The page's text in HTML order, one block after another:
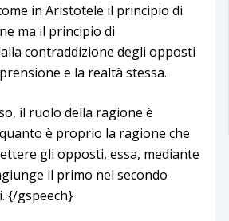
in Aristotele il principio di
ma il principio di
contraddizione degli opposti
e la realtà stessa.
il ruolo della ragione è
è proprio la ragione che
gli opposti, essa, mediante
il primo nel secondo
{/gspeech}